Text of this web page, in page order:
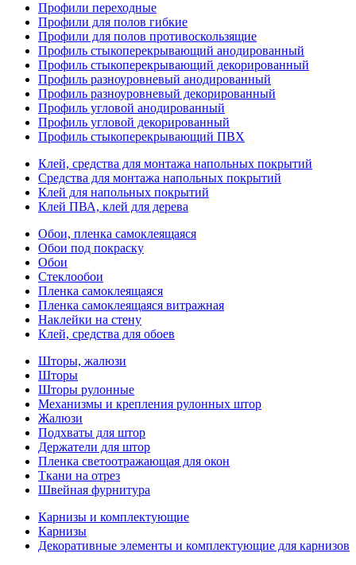
Профили переходные
Профили для полов гибкие
Профили для полов противоскользящие
Профиль стыкоперекрывающий анодированный
Профиль стыкоперекрывающий декорированный
Профиль разноуровневый анодированный
Профиль разноуровневый декорированный
Профиль угловой анодированный
Профиль угловой декорированный
Профиль стыкоперекрывающий ПВХ
Клей, средства для монтажа напольных покрытий
Средства для монтажа напольных покрытий
Клей для напольных покрытий
Клей ПВА, клей для дерева
Обои, пленка самоклеящаяся
Обои под покраску
Обои
Стеклообои
Пленка самоклеящаяся
Пленка самоклеящаяся витражная
Наклейки на стену
Клей, средства для обоев
Шторы, жалюзи
Шторы
Шторы рулонные
Механизмы и крепления рулонных штор
Жалюзи
Подхваты для штор
Держатели для штор
Пленка светоотражающая для окон
Ткани на отрез
Швейная фурнитура
Карнизы и комплектующие
Карнизы
Декоративные элементы и комплектующие для карнизов